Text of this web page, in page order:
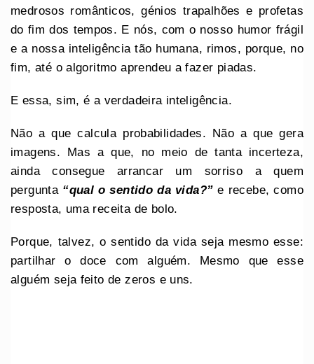
medrosos românticos, génios trapalhões e profetas
do fim dos tempos. E nós, com o nosso humor frágil
e a nossa inteligência tão humana, rimos, porque, no
fim, até o algoritmo aprendeu a fazer piadas.
E essa, sim, é a verdadeira inteligência.
Não a que calcula probabilidades. Não a que gera
imagens. Mas a que, no meio de tanta incerteza,
ainda consegue arrancar um sorriso a quem
pergunta “qual o sentido da vida?” e recebe, como
resposta, uma receita de bolo.
Porque, talvez, o sentido da vida seja mesmo esse:
partilhar o doce com alguém. Mesmo que esse
alguém seja feito de zeros e uns.